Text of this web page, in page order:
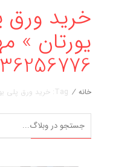
خرید ورق
یورتان »
خانه / Tag: خرید ورق پلی یورتان